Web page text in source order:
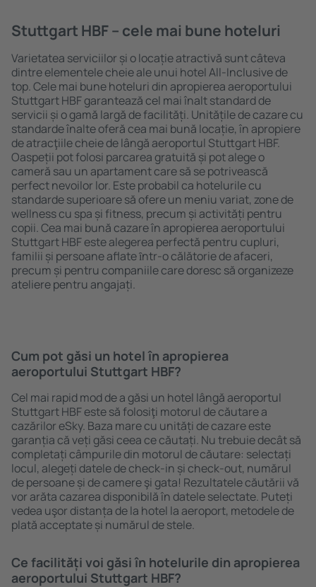
Stuttgart HBF – cele mai bune hoteluri
Varietatea serviciilor și o locație atractivă sunt câteva
dintre elementele cheie ale unui hotel All-Inclusive de
top. Cele mai bune hoteluri din apropierea aeroportului
Stuttgart HBF garantează cel mai înalt standard de
servicii și o gamă largă de facilități. Unitățile de cazare cu
standarde înalte oferă cea mai bună locație, în apropiere
de atracţiile cheie de lângă aeroportul Stuttgart HBF.
Oaspeții pot folosi parcarea gratuită și pot alege o
cameră sau un apartament care să se potrivească
perfect nevoilor lor. Este probabil ca hotelurile cu
standarde superioare să ofere un meniu variat, zone de
wellness cu spa și fitness, precum și activități pentru
copii. Cea mai bună cazare în apropierea aeroportului
Stuttgart HBF este alegerea perfectă pentru cupluri,
familii și persoane aflate ȋntr-o călătorie de afaceri,
precum și pentru companiile care doresc să organizeze
ateliere pentru angajați.
Cum pot găsi un hotel în apropierea
aeroportului Stuttgart HBF?
Cel mai rapid mod de a găsi un hotel lângă aeroportul
Stuttgart HBF este să folosiţi motorul de căutare a
cazărilor eSky. Baza mare cu unități de cazare este
garanția că veți găsi ceea ce căutați. Nu trebuie decât să
completați câmpurile din motorul de căutare: selectați
locul, alegeți datele de check-in și check-out, numărul
de persoane și de camere şi gata! Rezultatele căutării vă
vor arăta cazarea disponibilă în datele selectate. Puteți
vedea uşor distanța de la hotel la aeroport, metodele de
plată acceptate și numărul de stele.
Ce facilități voi găsi în hotelurile din apropierea
aeroportului Stuttgart HBF?